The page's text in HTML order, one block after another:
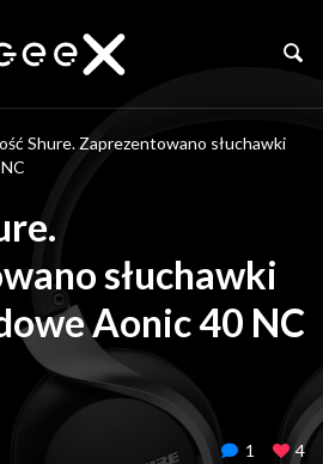
Shure. Zaprezentowano słuchawki
słuchawki
Aonic 40 NC
1 4